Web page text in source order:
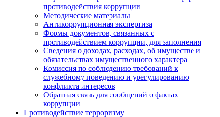
противодействия коррупции
Методические материалы
Антикоррупционная экспертиза
Формы документов, связанных с
противодействием коррупции, для заполнения
Сведения о доходах, расходах, об имуществе и
обязательствах имущественного характера
Комиссия по соблюдению требований к
служебному поведению и урегулированию
конфликта интересов
Обратная связь для сообщений о фактах
коррупции
Противодействие терроризму